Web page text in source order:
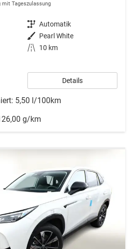
mit Tageszulassung
Getriebe Automatik
Außenfarbe Pearl White
Kilometerstand
10 km
Details
5,50 l/100km
g/km